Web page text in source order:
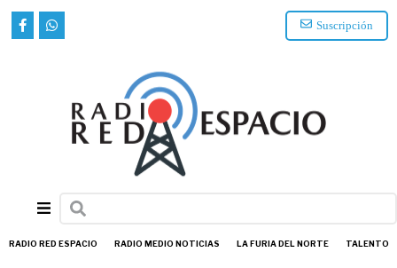
Suscripción
RADIO RED ESPACIO RADIO MEDIO NOTICIAS LA FURIA DEL NORTE TALENTO